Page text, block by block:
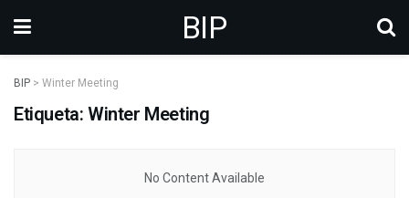
BIP
BIP > Winter Meeting
Etiqueta: Winter Meeting
No Content Available